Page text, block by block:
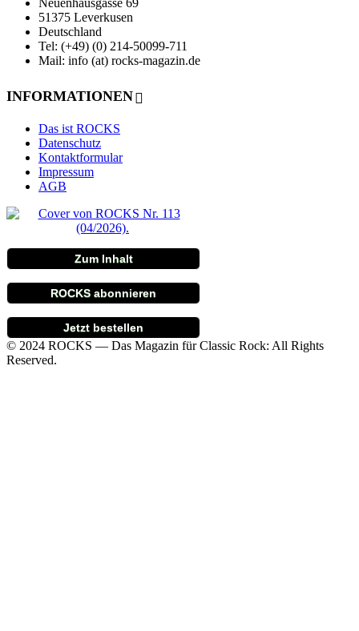
Neuenhausgasse 69
51375 Leverkusen
Deutschland
Tel: (+49) (0) 214-50099-711
Mail: info (at) rocks-magazin.de
INFORMATIONEN
Das ist ROCKS
Datenschutz
Kontaktformular
Impressum
AGB
Zum Inhalt
ROCKS abonnieren
Jetzt bestellen
© 2024 ROCKS — Das Magazin für Classic Rock: All Rights
Reserved.